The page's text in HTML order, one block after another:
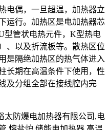
电偶，一旦超温，加热器立
运行。加热区是电加热器芯
型管状电热元件，K型热电
、以及折流板等。散热区位
是隔绝加热区的热气体进入
长期在高温条件下使用，性
及分组全部在接线腔内完